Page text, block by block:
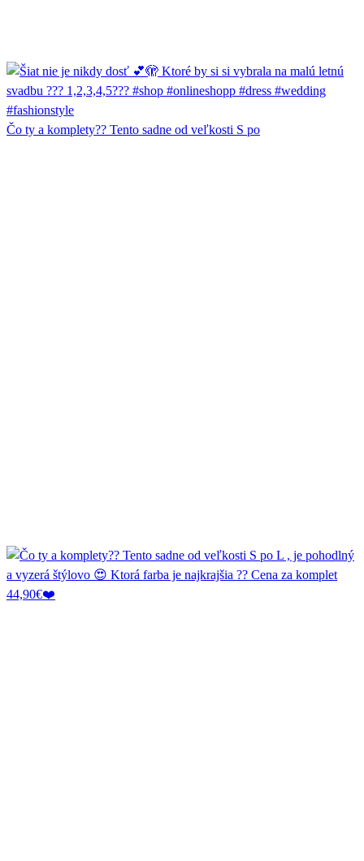
Čo ty a komplety?? Tento sadne od veľkosti S po